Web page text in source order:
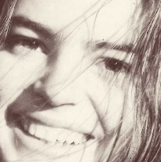
À BRUXELLESDOC
,documentaire
present
SYMPOSIUM